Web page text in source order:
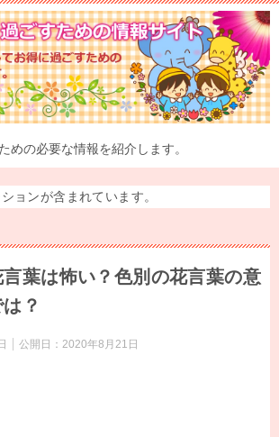
めの必要な情報を紹介します。
ョンが含まれています。
言葉は怖い？色別の花言葉の意
？
公開日： 2020年8月21日